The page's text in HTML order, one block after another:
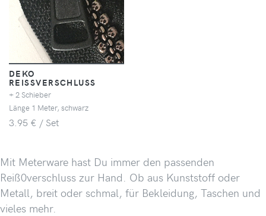
DEKO
REISSVERSCHLUSS
+ 2 Schieber
Länge 1 Meter, schwarz
3.95 € / Set
Mit Meterware hast Du immer den passenden
Reiß0verschluss zur Hand. Ob aus Kunststoff oder
Metall, breit oder schmal, für Bekleidung, Taschen und
vieles mehr.